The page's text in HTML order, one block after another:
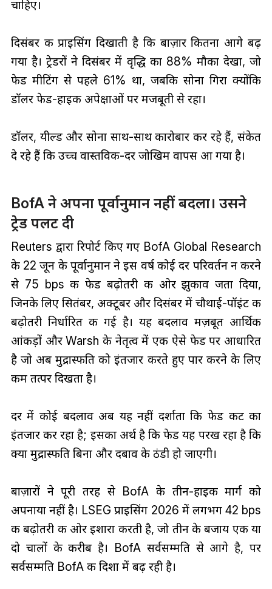
चाहिए।
दिसंबर की प्राइसिंग दिखाती है कि बाज़ार कितना आगे बढ़
गया है। ट्रेडरों ने दिसंबर में वृद्धि का 88% मौका देखा, जो
फेड मीटिंग से पहले 61% था, जबकि सोना गिरा क्योंकि
डॉलर फेड-हाइक अपेक्षाओं पर मजबूती से रहा।
डॉलर, यील्ड और सोना साथ-साथ कारोबार कर रहे हैं, संकेत
दे रहे हैं कि उच्च वास्तविक-दर जोखिम वापस आ गया है।
BofA ने अपना पूर्वानुमान नहीं बदला। उसने
ट्रेड पलट दी
Reuters द्वारा रिपोर्ट किए गए BofA Global Research
के 22 जून के पूर्वानुमान ने इस वर्ष कोई दर परिवर्तन न करने
से 75 bps की फेड बढ़ोतरी की ओर झुकाव जता दिया,
जिनके लिए सितंबर, अक्टूबर और दिसंबर में चौथाई-पॉइंट की
बढ़ोतरी निर्धारित की गई है। यह बदलाव मज़बूत आर्थिक
आंकड़ों और Warsh के नेतृत्व में एक ऐसे फेड पर आधारित
है जो अब मुद्रास्फीति को इंतजार करते हुए पार करने के लिए
कम तत्पर दिखता है।
दर में कोई बदलाव अब यह नहीं दर्शाता कि फेड कट का
इंतजार कर रहा है; इसका अर्थ है कि फेड यह परख रहा है कि
क्या मुद्रास्फीति बिना और दबाव के ठंडी हो जाएगी।
बाज़ारों ने पूरी तरह से BofA के तीन-हाइक मार्ग को
अपनाया नहीं है। LSEG प्राइसिंग 2026 में लगभग 42 bps
की बढ़ोतरी की ओर इशारा करती है, जो तीन के बजाय एक या
दो चालों के करीब है। BofA सर्वसम्मति से आगे है, पर
सर्वसम्मति BofA की दिशा में बढ़ रही है।